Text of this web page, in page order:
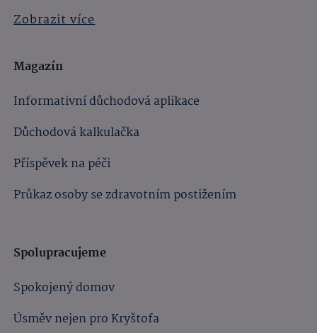
Zobrazit více
Magazín
Informativní důchodová aplikace
Důchodová kalkulačka
Příspěvek na péči
Průkaz osoby se zdravotním postižením
Spolupracujeme
Spokojený domov
Úsměv nejen pro Kryštofa